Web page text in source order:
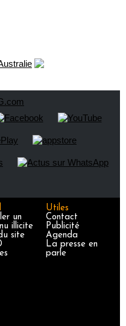
un
illicite
site
Utiles
Contact
Publicité
Agenda
La presse en
parle